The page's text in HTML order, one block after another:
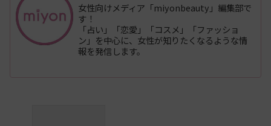
女性向けメディア「miyonbeauty」編集部で
す！
「占い」「恋愛」「コスメ」「ファッショ
ン」を中心に、女性が知りたくなるような情
報を発信します。